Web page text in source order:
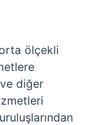
ölçekli
ve diğer